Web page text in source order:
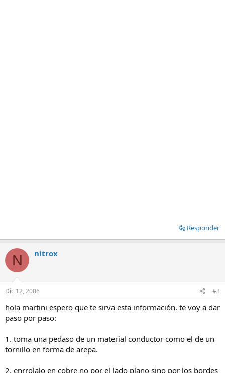
Responder
N nitrox
Dic 12, 2006 #3
hola martini espero que te sirva esta información. te voy a dar
paso por paso:
1. toma una pedaso de un material conductor como el de un
tornillo en forma de arepa.
2. enrrolalo en cobre no por el lado plano sino por los bordes